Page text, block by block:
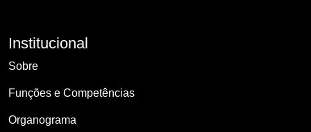
Institucional
Sobre
Funções e Competências
Organograma